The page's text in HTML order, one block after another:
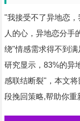
"我接受不了异地恋
人的心，异地恋分手
绕"情感需求得不到
研究显示，83%的异
感联结断裂"，本文
段挽回策略,帮助你重